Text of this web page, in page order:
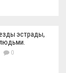
эстрады,
0